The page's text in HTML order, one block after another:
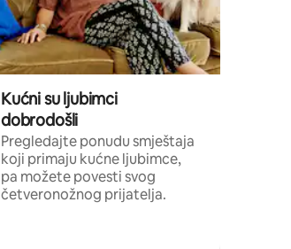
Kućni su ljubimci
dobrodošli
Pregledajte ponudu smještaja
koji primaju kućne ljubimce,
pa možete povesti svog
četveronožnog prijatelja.